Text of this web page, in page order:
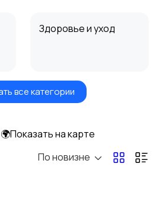
Здоровье и уход
Детские коляски
Купание
все категории
🌍Показать на карте
По новизне